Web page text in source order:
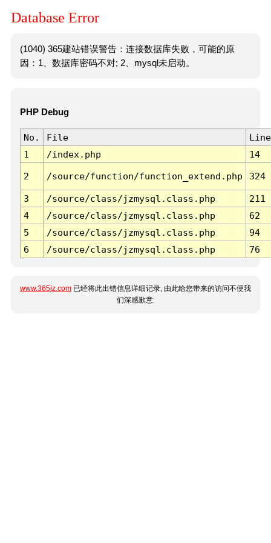
Database Error
(1040) 365建站错误警告：连接数据库失败，可能的原
因：1、数据库密码不对; 2、mysql未启动。
PHP Debug
No. File
Line
1
/index.php 14
2 /source/function/function_extend.php 324
3 /source/class/jzmysql.class.php
211
4
/source/class/jzmysql.class.php
62
5
/source/class/jzmysql.class.php
94
6
/source/class/jzmysql.class.php 76
www.365jz.com 已经将此出错信息详细记录, 由此给您带来的访问不便我
们深感歉意.